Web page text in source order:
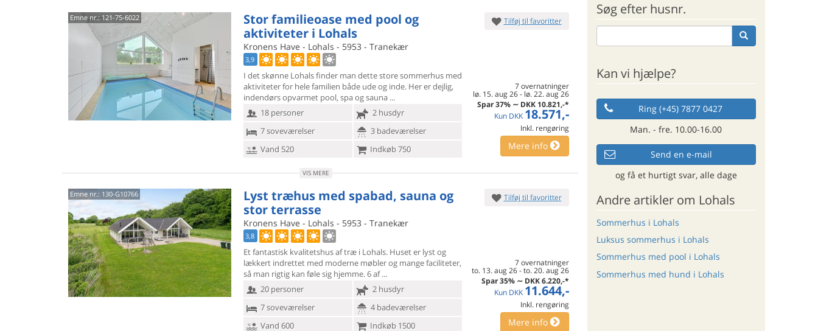
Emne nr.:121-75-6022
Stor familieoase med pool og
aktiviteter i Lohals
Kronens Have - Lohals - 5953 - Tranekær
3,9
I det skønne Lohals finder man dette store sommerhus med
aktiviteter for helefamilien både ude og inde. Her er dejlig,
indendørs opvarmet pool, spa og sauna
18 personer
2 husdyr
7 soveværelser
3 badeværelser
Vand 520
Indkøb 750
Tilføj til favoritter
7 overnatninger
lø. 15. aug 26- lø. 22. aug 26
Spar 37% ∼ DKK 10.821,-*
Kun DKK 18.571,-
Inkl. rengøring
Mere info
VIS MERE
Emne nr.: 130-G10766
Lyst træhus med spabad, sauna og
stor terrasse
Kronens Have - Lohals - 5953 - Tranekær
3,8
Et fantastisk kvalitetshus af træ i Lohals. Huset er lyst og
lækkert indrettet med moderne møbler og mange faciliteter,
så man rigtig kan føle sig hjemme. 6 af
20 personer
2 husdyr
7 soveværelser
4 badeværelser
Vand 600
Indkøb 1500
Tilføj til favoritter
7 overnatninger
to. 13. aug 26-to. 20. aug 26
Spar 35% ∼ DKK 6.220,-*
Kun DKK 11.644,-
Inkl. rengøring
Mere info
Søg efter husnr.
Kan vi hjælpe?
Ring (+45) 7877 0427
Man. - fre. 10.00-16.00
Send en e-mail
og få et hurtigt svar, alle dage
Andre artikler om Lohals
Sommerhus i Lohals
Luksus sommerhus i Lohals
Sommerhus med pool i Lohals
Sommerhus med hund i Lohals